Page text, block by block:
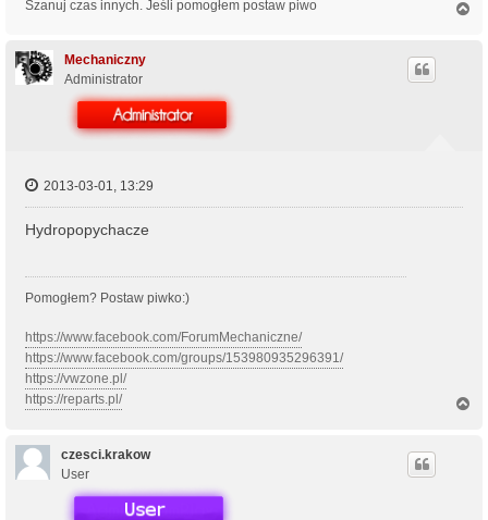
Szanuj czas innych. Jeśli pomogłem postaw piwo
Mechaniczny
Administrator
2013-03-01, 13:29
Hydropopychacze
Pomogłem? Postaw piwko:)
https://www.facebook.com/ForumMechaniczne/
https://www.facebook.com/groups/153980935296391/
https://vwzone.pl/
https://reparts.pl/
czesci.krakow
User